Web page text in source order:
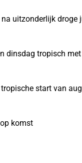
uitzonderlijk droge
dinsdag tropisch
start van
komst